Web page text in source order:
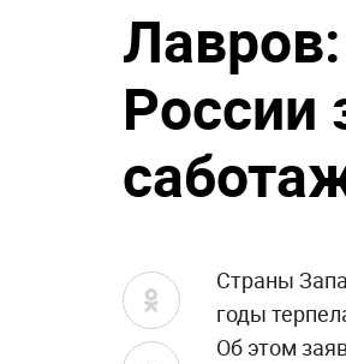
России
Страны
годы
Об этом